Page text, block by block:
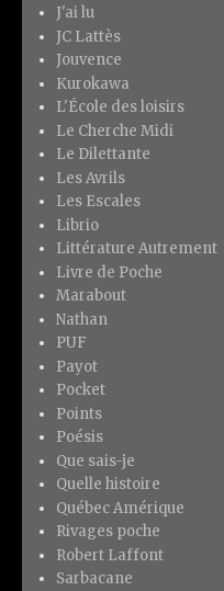
J'ai lu
JC Lattès
Jouvence
Kurokawa
L'École des loisirs
Le Cherche Midi
Le Dilettante
Les Avrils
Les Escales
Librio
Littérature Autrement
Livre de Poche
Marabout
Nathan
PUF
Payot
Pocket
Points
Poésis
Que sais-je
Quelle histoire
Québec Amérique
Rivages poche
Robert Laffont
Sarbacane